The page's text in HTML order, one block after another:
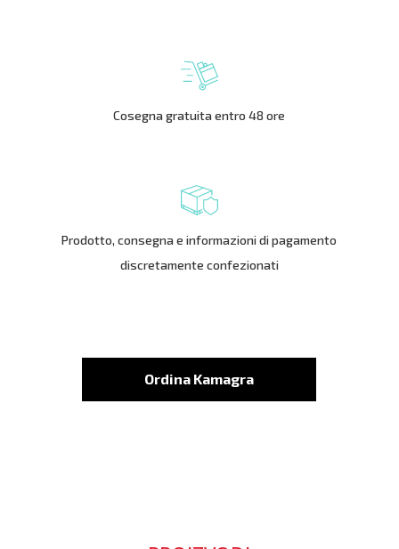
Cosegna gratuita entro 48 ore
Prodotto, consegna e informazioni di pagamento
discretamente confezionati
Ordina Kamagra